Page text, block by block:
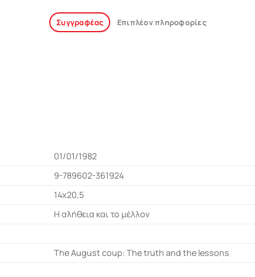
Συγγραφέας Επιπλέον πληροφορίες
01/01/1982
9-789602-361924
14x20,5
Η αλήθεια και το μέλλον
The August coup: The truth and the lessons